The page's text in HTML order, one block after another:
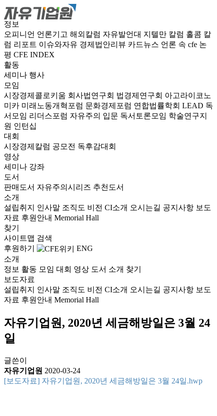
정보
오피니언 언론기고 해외칼럼 자유발언대 지텔만 칼럼 홀콤 칼
럼 리포트 이슈와자유 경제법안리뷰 카드뉴스 언론 속 cfe 논
평 CFE INDEX
활동
세미나 행사
모임
시장경제콜로키움 회사법연구회 법경제연구회 아고라이코노
미카 미래노동개혁포럼 문화경제포럼 연합법률학회 LEAD 독
서모임 리더스포럼 자유주의 입문 독서토론모임 학술연구지
원 인턴십
대회
시장경제칼럼 공모전 독후감대회
영상
세미나 강좌
도서
판매도서 자유주의시리즈 추천도서
소개
설립취지 인사말 조직도 비전 CI소개 오시는길 공지사항 보도
자료 후원안내 Memorial Hall
찾기
사이트맵 검색
후원하기
ENG
소개
정보 활동 모임 대회 영상 도서 소개 찾기
보도자료
설립취지
인사말 조직도 비전 CI소개 오시는길 공지사항 보도
자료 후원안내 Memorial Hall
자유기업원, 2020년 세금해방일은 3월 24
일
글쓴이
자유기업원 2020-03-24
[보도자료] 자유기업원, 2020년 세금해방일은 3월 24일.hwp